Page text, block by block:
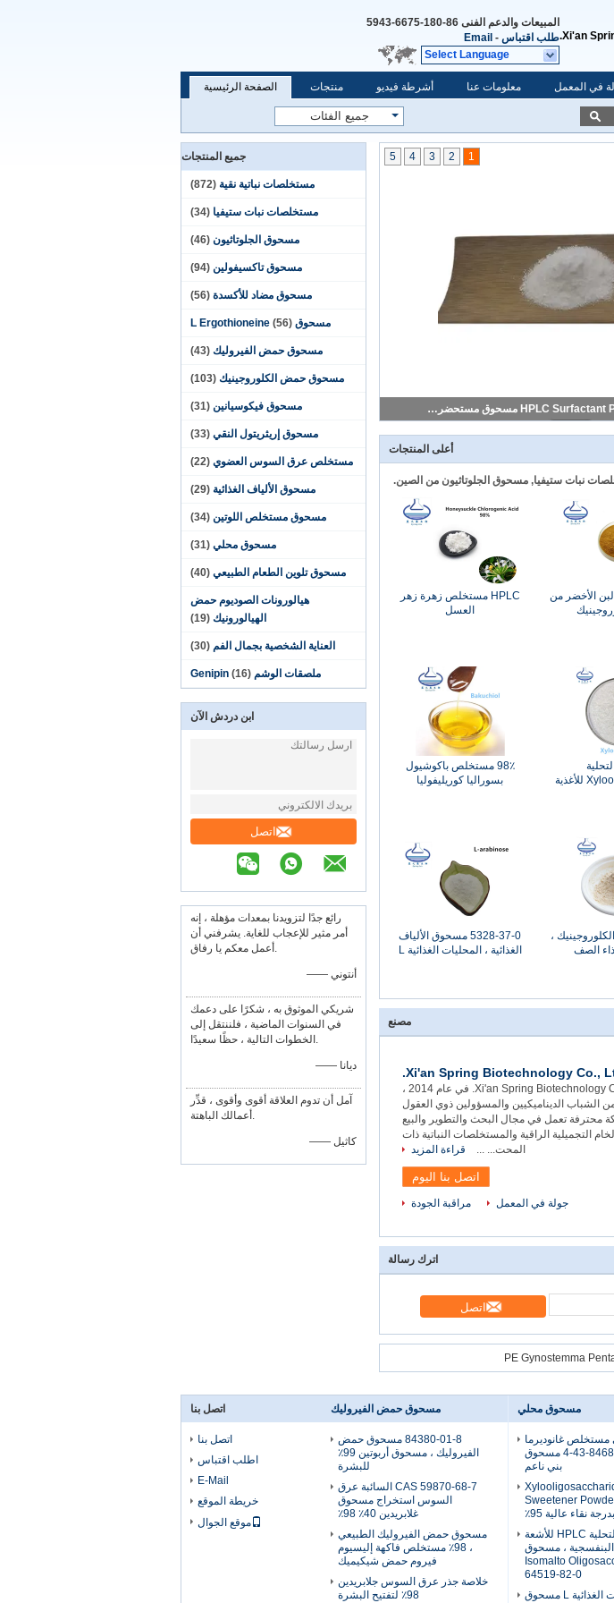
المبيعات والدعم الفنى 86-180-6675-5943
طلب اقتباس -
Email
Select Language
الصفحة الرئيسية منتجات أشرطة فيديو معلومات عنا في المعمل
جميع المنتجات
مستخلصات نباتية نقية (872)
مستخلصات نبات ستيفيا (34)
مسحوق الجلوتاثيون (46)
مسحوق تاكسيفولين (94)
مسحوق مضاد للأكسدة (56)
مسحوق L Ergothioneine (56)
مسحوق حمض الفيروليك (43)
مسحوق حمض الكلوروجينيك (103)
مسحوق فيكوسيانين (31)
مسحوق إريثريتول النقي (33)
مستخلص عرق السوس العضوي (22)
مسحوق الألياف الغذائية (29)
مسحوق مستخلص اللوتين (34)
مسحوق محلي (31)
مسحوق تلوين الطعام الطبيعي (40)
هيالورونات الصوديوم حمض
الهيالورونيك (19)
العناية الشخصية بجمال الفم (30)
ملصقات الوشم Genipin (16)
ابن دردش الآن
اتصل
رائع جدًا لتزويدنا بمعدات مؤهلة ، إنه
أمر مثير للإعجاب للغاية. يشرفني أن
أعمل معكم يا رفاق.
—— أنتوني
شريكي الموثوق به ، شكرًا على دعمك
في السنوات الماضية ، فلننتقل إلى
الخطوات التالية ، حظًا سعيدًا.
—— ديانا
آمل أن تدوم العلاقة أقوى وأقوى ، قدِّر
أعمالك الباهتة.
—— كاثيل
9003-11-6 HPLC Surfactant Poloxamer 407 مسحوق مستحضرات التجميل الصف
1
2
3
4
5
أعلى المنتجات
نبات ستيفيا, مسحوق الجلوتاثيون من الصين.
HPLC مستخلص زهرة زهر
العسل
الأخضر من
98٪ مستخلص باكوشيول
بسوراليا كوريليفوليا
Xylooligosaccharide للأغذية
5328-37-0 مسحوق الألياف
الغذائية ، المحليات الغذائية L
،
الصف
مصنع
Xi'an Spring Biotechnology Co.,
تأسست Xi'an Spring Biotechnology Co.، Ltd. في عام 2014 ،
الديناميكيين والمسؤولين ذوي العقول
محترفة تعمل في مجال البحث والتطوير والبيع
التجميلية الراقية والمستخلصات النباتية ذات
المحت... ... قراءة المزيد
اتصل بنا اليوم
جولة في المعمل مراقبة الجودة
اترك رسالة
اتصل
مسحوق محلي
غانوديرما
لوسيدوم 84687-43-4 مسحوق
بني ناعم
Sweetener
بدرجة نقاء عالية 95٪
مسحوق التحلية HPLC للأشعة
، مسحوق
Isomalto
64519-82-0
المضافات الغذائية L مسحوق
مسحوق حمض الفيروليك
84380-01-8 مسحوق حمض
الفيروليك ، مسحوق أربوتين 99٪
للبشرة
CAS 59870-68-7 السائبة عرق
السوس استخراج مسحوق
غلابريدين 40٪ 98٪
مسحوق حمض الفيروليك الطبيعي
، 98٪ مستخلص فاكهة إليسيوم
فيروم حمض شيكيميك
خلاصة جذر عرق السوس جلابريدين
98٪ لتفتيح البشرة
اتصل بنا
اتصل بنا
اطلب اقتباس
E-Mail
خريطة الموقع
موقع الجوال